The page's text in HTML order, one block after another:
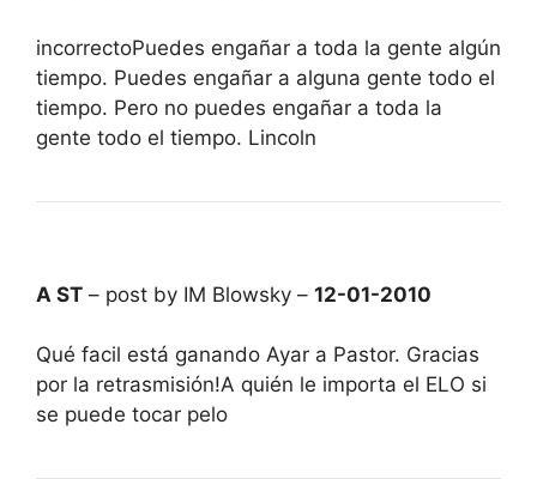
incorrectoPuedes engañar a toda la gente algún
tiempo. Puedes engañar a alguna gente todo el
tiempo. Pero no puedes engañar a toda la
gente todo el tiempo. Lincoln
A ST – post by IM Blowsky – 12-01-2010
Qué facil está ganando Ayar a Pastor. Gracias
por la retrasmisión!A quién le importa el ELO si
se puede tocar pelo